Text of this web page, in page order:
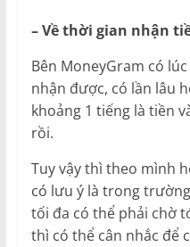
– Về thời gian nhận
Bên MoneyGram có
nhận được, có lần lâu
khoảng 1 tiếng là tiền
rồi.
Tuy vậy thì theo mình
có lưu ý là trong
tối đa có thể phải chờ
thì có thể cân nhắc để